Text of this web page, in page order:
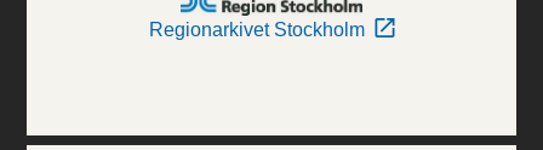
Regionarkivet Stockholm